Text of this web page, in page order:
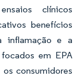
clínicos
benefícios
inflamação e a
em EPA
consumidores